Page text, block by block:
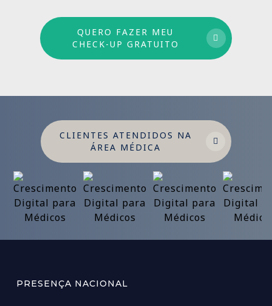
QUERO FAZER MEU
CHECK-UP GRATUITO
CLIENTES ATENDIDOS NA
ÁREA MÉDICA
PRESENÇA NACIONAL